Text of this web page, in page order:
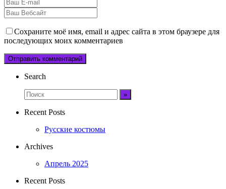
Сохраните моё имя, email и адрес сайта в этом браузере для
последующих моих комментариев
Search
Recent Posts
Русские костюмы
Archives
Апрель 2025
Recent Posts